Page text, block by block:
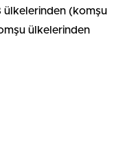
ülkelerinden (komşu
ülkelerinden